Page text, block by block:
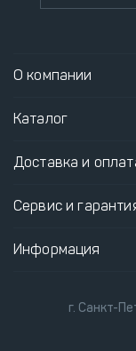
О компании
Каталог
Доставка и
Сервис и
Информация
г. Санкт-